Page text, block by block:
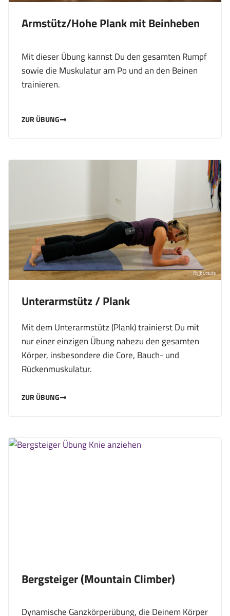
Armstütz/Hohe Plank mit Beinheben
Mit dieser Übung kannst Du den gesamten Rumpf
sowie die Muskulatur am Po und an den Beinen
trainieren.
ZUR ÜBUNG
Unterarmstütz / Plank
Mit dem Unterarmstütz (Plank) trainierst Du mit
nur einer einzigen Übung nahezu den gesamten
Körper, insbesondere die Core, Bauch- und
Rückenmuskulatur.
ZUR ÜBUNG
Bergsteiger (Mountain Climber)
Dynamische Ganzkörperübung, die Deinem Körper